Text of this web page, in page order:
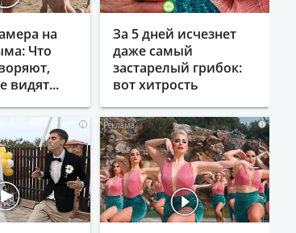
на
Что
видят...
За 5 дней исчезнет
даже самый
застарелый грибок:
вот хитрость
i i